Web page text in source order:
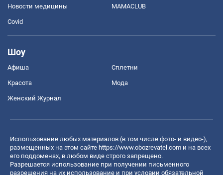
Новости медицины MAMACLUB
Covid
Шоу
Афиша Сплетни
Красота Мода
Женский Журнал
Использование любых материалов (в том числе фото- и видео-),
размещенных на этом сайте https://www.obozrevatel.com и на всех
его поддоменах, в любом виде строго запрещено.
Разрешается использование при получении письменного
разрешения на их использование и при условии обязательной